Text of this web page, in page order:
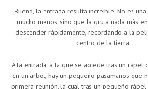
Bueno, la entrada resulta increible. No es
mucho menos, sino que la gruta nada más
descender rápidamente, recordando a la
centro de la tierra.
A la entrada, a la que se accede tras un rápel
en un arbol, hay un pequeño pasamanos que
primera reunión, la cual tras un pequeño